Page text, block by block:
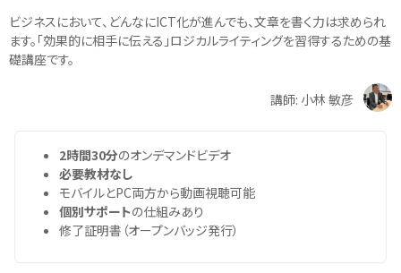
ビジネスにおいて、どんなにICT化が進んでも、文章を書く力は求められ
ます。「効果的に相手に伝える」ロジカルライティングを習得するための基
礎講座です。
講師: 小林 敏彦
2時間30分のオンデマンドビデオ
必要教材なし
モバイルとPC両方から動画視聴可能
個別サポートの仕組みあり
修了証明書（オープンバッジ発行）